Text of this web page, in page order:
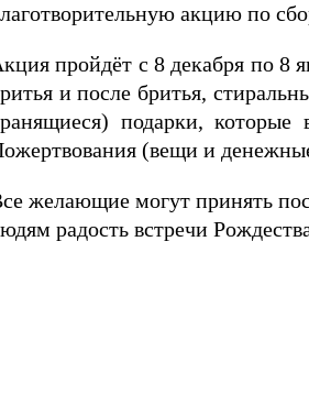
акцию по
пройдёт с 8 декабря по 8
и после бритья,
подарки, которые
(вещи и
желающие могут принять
радость встречи